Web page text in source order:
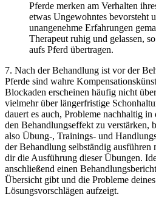
Pferde merken am Verhalten
etwas Ungewohntes bevorsteht
unangenehme Erfahrungen
Therapeut ruhig und gelassen,
aufs Pferd übertragen.
7. Nach der Behandlung ist vor der
Pferde sind wahre
Blockaden erscheinen häufig nicht
vielmehr über längerfristige
dauert es auch, Probleme nachhaltig
den Behandlungseffekt zu verstärken,
also Übung-, Trainings- und
der Behandlung selbständig ausführen
dir die Ausführung dieser Übungen.
anschließend einen
Übersicht gibt und die Probleme
Lösungsvorschlägen aufzeigt.